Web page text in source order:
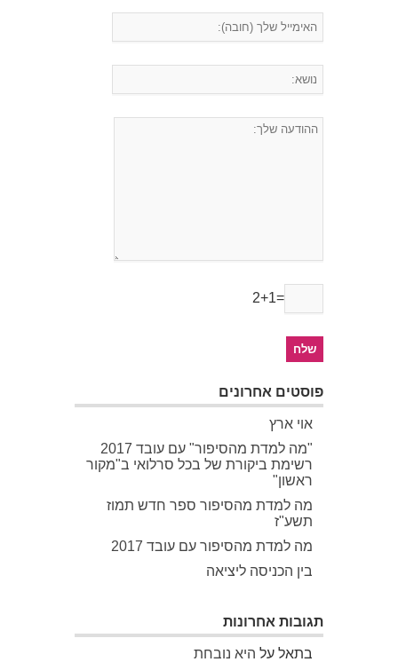
2+1=
פוסטים אחרונים
אוי ארץ
"מה למדת מהסיפור" עם עובד 2017
רשימת ביקורת של בכל סרלואי ב"מקור
ראשון"
מה למדת מהסיפור ספר חדש תמוז
תשע"ז
מה למדת מהסיפור עם עובד 2017
בין הכניסה ליציאה
תגובות אחרונות
בתאל על היא נובחת